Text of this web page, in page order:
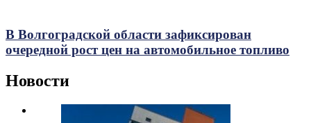
В Волгоградской области зафиксирован
очередной рост цен на автомобильное топливо
Новости